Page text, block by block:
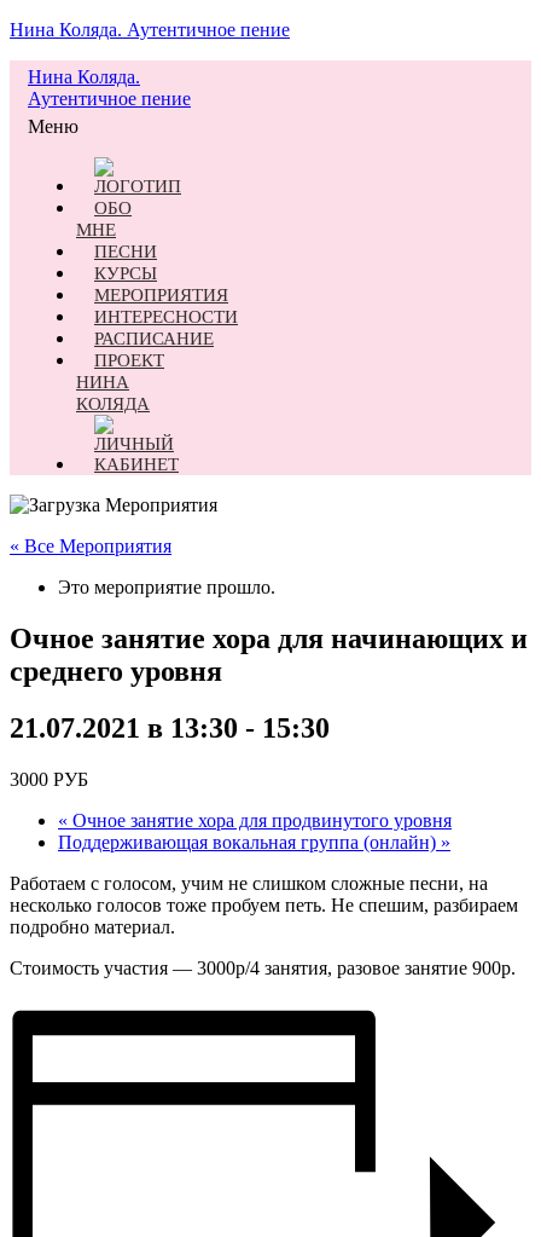
Нина Коляда. Аутентичное пение
Нина Коляда.
Аутентичное пение
Меню
ОБО
МНЕ
ПЕСНИ
КУРСЫ
МЕРОПРИЯТИЯ
ИНТЕРЕСНОСТИ
РАСПИСАНИЕ
ПРОЕКТ
НИНА
КОЛЯДА
« Все Мероприятия
Это мероприятие прошло.
Очное занятие хора для начинающих и
среднего уровня
21.07.2021 в 13:30 - 15:30
3000 РУБ
« Очное занятие хора для продвинутого уровня
Поддерживающая вокальная группа (онлайн) »
Работаем с голосом, учим не слишком сложные песни, на
несколько голосов тоже пробуем петь. Не спешим, разбираем
подробно материал.
Стоимость участия — 3000р/4 занятия, разовое занятие 900р.